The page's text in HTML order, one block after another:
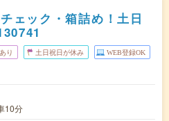
ェック・箱詰め！土日
り 土日祝日が休み WEB登録OK
10分